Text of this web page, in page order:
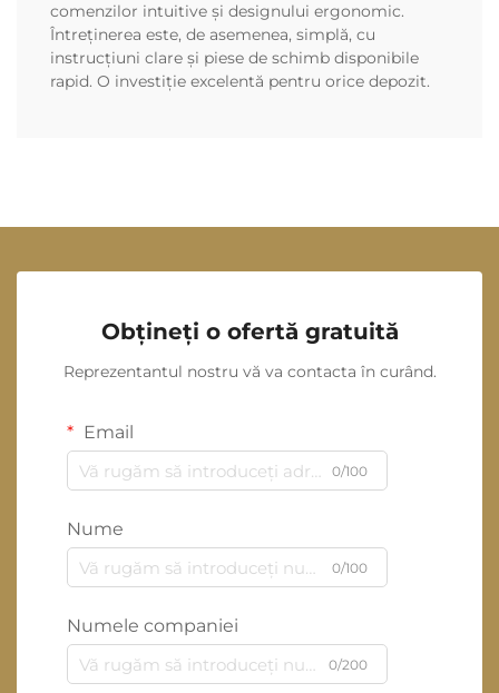
comenzilor intuitive și designului ergonomic.
Întreținerea este, de asemenea, simplă, cu
instrucțiuni clare și piese de schimb disponibile
rapid. O investiție excelentă pentru orice depozit.
Obțineți o ofertă gratuită
Reprezentantul nostru vă va contacta în curând.
Email
0/100
Nume
0/100
Numele companiei
0/200